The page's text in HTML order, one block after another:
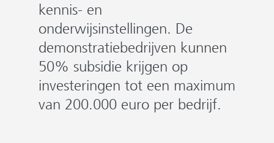
kennis- en
onderwijsinstellingen. De
demonstratiebedrijven kunnen
50% subsidie krijgen op
investeringen tot een maximum
van 200.000 euro per bedrijf.